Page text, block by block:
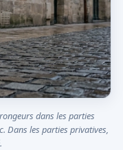
dans les parties
Dans les parties privatives,